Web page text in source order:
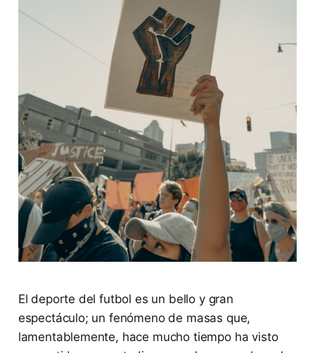
El deporte del futbol es un bello y gran
espectáculo; un fenómeno de masas que,
lamentablemente, hace mucho tiempo ha visto